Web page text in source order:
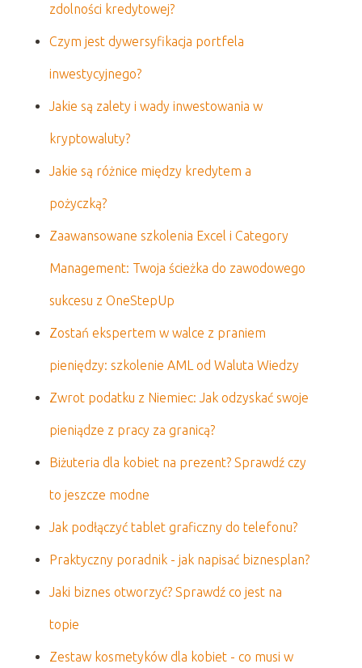
zdolności kredytowej?
Czym jest dywersyfikacja portfela
inwestycyjnego?
Jakie są zalety i wady inwestowania w
kryptowaluty?
Jakie są różnice między kredytem a
pożyczką?
Zaawansowane szkolenia Excel i Category
Management: Twoja ścieżka do zawodowego
sukcesu z OneStepUp
Zostań ekspertem w walce z praniem
pieniędzy: szkolenie AML od Waluta Wiedzy
Zwrot podatku z Niemiec: Jak odzyskać swoje
pieniądze z pracy za granicą?
Biżuteria dla kobiet na prezent? Sprawdź czy
to jeszcze modne
Jak podłączyć tablet graficzny do telefonu?
Praktyczny poradnik - jak napisać biznesplan?
Jaki biznes otworzyć? Sprawdź co jest na
topie
Zestaw kosmetyków dla kobiet - co musi w